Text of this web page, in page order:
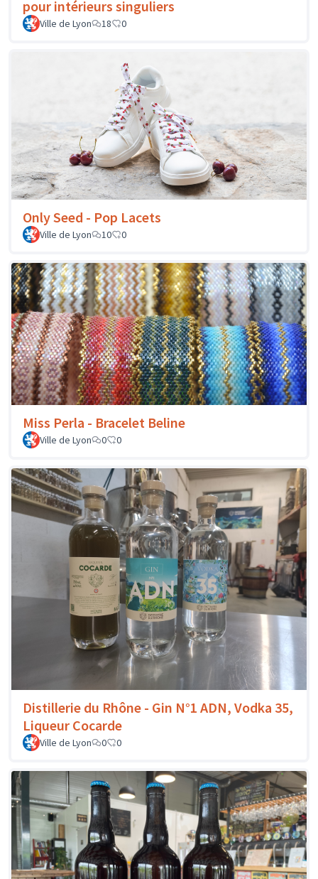
pour intérieurs singuliers
Ville de Lyon 18 0
Only Seed - Pop Lacets
Ville de Lyon 10 0
Miss Perla - Bracelet Beline
Ville de Lyon 0 0
Distillerie du Rhône - Gin N°1 ADN, Vodka 35,
Liqueur Cocarde
Ville de Lyon 0 0